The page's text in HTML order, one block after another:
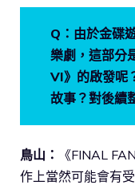
Q：由於金碟
樂劇，這部分
VI》的啟發呢
故事？對後續
鳥山：
《FINAL
作上當然可能會有